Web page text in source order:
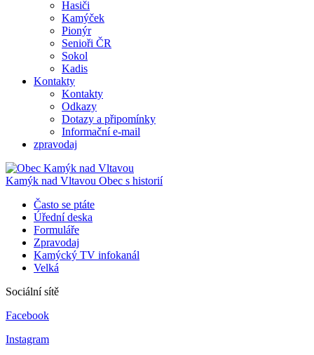
Hasiči
Kamýček
Pionýr
Senioři ČR
Sokol
Kadis
Kontakty
Kontakty
Odkazy
Dotazy a připomínky
Informační e-mail
zpravodaj
Kamýk nad Vltavou Obec s historií
Často se ptáte
Úřední deska
Formuláře
Zpravodaj
Kamýcký TV infokanál
Velká
Sociální sítě
Facebook
Instagram